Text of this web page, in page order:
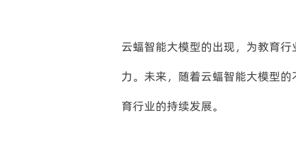
云蝠智能大模型的出现，为教育
力。未来，随着云蝠智能大模型
育行业的持续发展。